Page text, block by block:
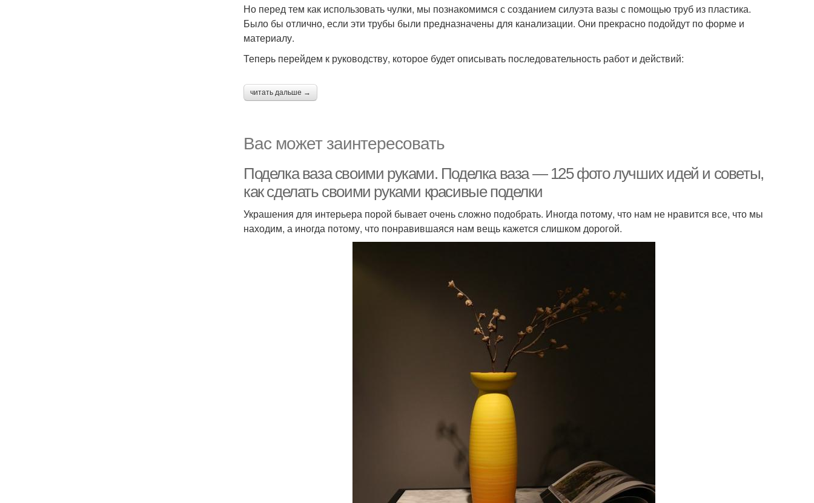
Но перед тем как использовать чулки, мы познакомимся с созданием силуэта вазы с помощью труб из пластика.
Было бы отлично, если эти трубы были предназначены для канализации. Они прекрасно подойдут по форме и
материалу.
Теперь перейдем к руководству, которое будет описывать последовательность работ и действий:
читать дальше →
Вас может заинтересовать
Поделка ваза своими руками. Поделка ваза — 125 фото лучших идей и советы,
как сделать своими руками красивые поделки
Украшения для интерьера порой бывает очень сложно подобрать. Иногда потому, что нам не нравится все, что мы
находим, а иногда потому, что понравившаяся нам вещь кажется слишком дорогой.